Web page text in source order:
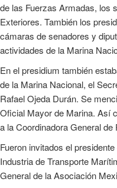
de las Fuerzas Armadas, los
Exteriores. También los
cámaras de senadores y
actividades de la Marina
En el presidium también
de la Marina Nacional, el
Rafael Ojeda Durán. Se
Oficial Mayor de Marina. Así
a la Coordinadora General
Fueron invitados el
Industria de Transporte
General de la Asociación